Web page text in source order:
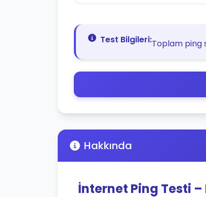
Test Bilgileri:Toplam ping
Hakkında
İnternet Ping Testi